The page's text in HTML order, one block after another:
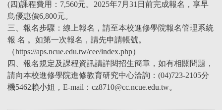
(四)課程費用：7,560元。2025年7月31日前完成報名，享早
鳥優惠價6,800元。
三、報名步驟：線上報名，請至本校進修學院報名管理系統
報 名 。如第一次報名，請先申請帳號。
（https://aps.ncue.edu.tw/cee/index.php）
四、報名規定及課程資訊請詳閱招生簡章，如有相關問題，
請向本校進修學院進修教育研究中心洽詢：(04)723-2105分
機5462賴小姐，E-mail：cz8710@cc.ncue.edu.tw。